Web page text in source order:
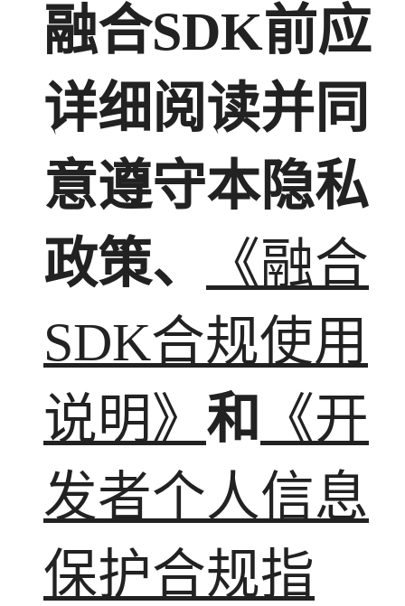
融合SDK前应
详细阅读并同
意遵守本隐私
政策、
《融合
SDK合规使用
说明》 和
《开
发者个人信息
保护合规指